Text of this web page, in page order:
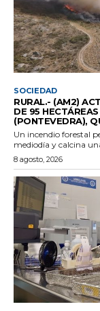
SOCIEDAD
RURAL.- (AM2)
DE 95
(PONTEVEDRA),
Un incendio forestal
mediodía y calcina
8 agosto, 2026